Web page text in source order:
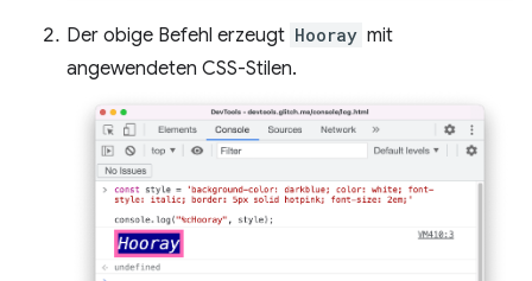
Der obige Befehl erzeugt Hooray mit
angewendeten CSS-Stilen.